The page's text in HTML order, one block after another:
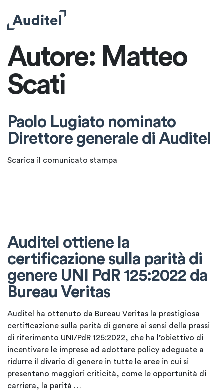
Autore: Matteo
Scati
Paolo Lugiato nominato
Direttore generale di Auditel
Scarica il comunicato stampa
Auditel ottiene la
certificazione sulla parità di
genere UNI PdR 125:2022 da
Bureau Veritas
Auditel ha ottenuto da Bureau Veritas la prestigiosa
certificazione sulla parità di genere ai sensi della prassi
di riferimento UNI/PdR 125:2022, che ha l’obiettivo di
incentivare le imprese ad adottare policy adeguate a
ridurre il divario di genere in tutte le aree in cui si
presentano maggiori criticità, come le opportunità di
carriera, la parità …